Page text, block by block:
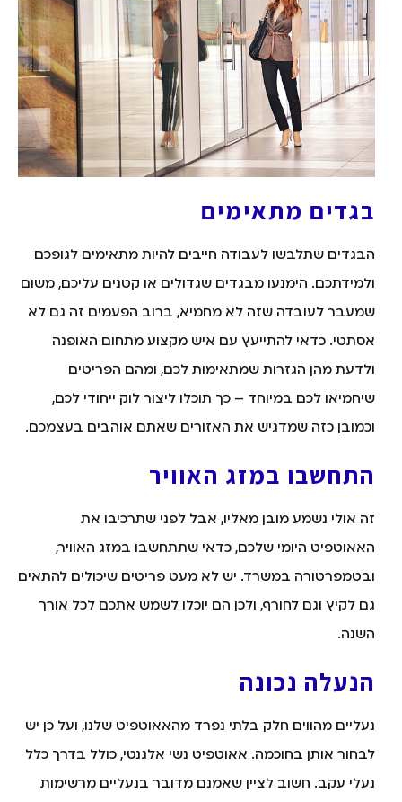
בגדים מתאימים
הבגדים שתלבשו לעבודה חייבים להיות מתאימים לגופכם
ולמידתכם. הימנעו מבגדים שגדולים או קטנים עליכם, משום
שמעבר לעובדה שזה לא מחמיא, ברוב הפעמים זה גם לא
אסתטי. כדאי להתייעץ עם איש מקצוע מתחום האופנה
ולדעת מהן הגזרות שמתאימות לכם, ומהם הפריטים
שיחמיאו לכם במיוחד – כך תוכלו ליצור לוק ייחודי לכם,
וכמובן כזה שמדגיש את האזורים שאתם אוהבים בעצמכם.
התחשבו במזג האוויר
זה אולי נשמע מובן מאליו, אבל לפני שתרכיבו את
האאוטפיט היומי שלכם, כדאי שתתחשבו במזג האוויר,
ובטמפרטורה במשרד. יש לא מעט פריטים שיכולים להתאים
גם לקיץ וגם לחורף, ולכן הם יוכלו לשמש אתכם לכל אורך
השנה.
הנעלה נכונה
נעליים מהווים חלק בלתי נפרד מהאאוטפיט שלנו, ועל כן יש
לבחור אותן בחוכמה. אאוטפיט נשי אלגנטי, כולל בדרך כלל
נעלי עקב. חשוב לציין שאמנם מדובר בנעליים מרשימות